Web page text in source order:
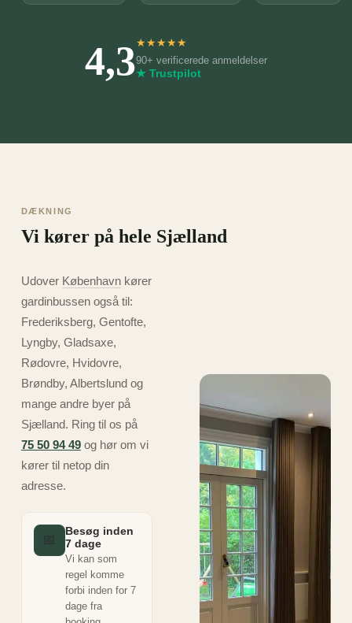
4,3★★★★★
90+ verificerede anmeldelser
★ Trustpilot
DÆKNING
Vi kører på hele Sjælland
Udover Københavnkører
gardinbussen også til:
Frederiksberg, Gentofte,
Lyngby, Gladsaxe,
Rødovre, Hvidovre,
Brøndby, Albertslund og
mange andre byer på
Sjælland. Ring til os på
75 50 94 49og hør om vi
kører til netop din
adresse.
📅
Besøg inden
7 dage
Vi kan som
regel komme
forbi inden for 7
dage fra